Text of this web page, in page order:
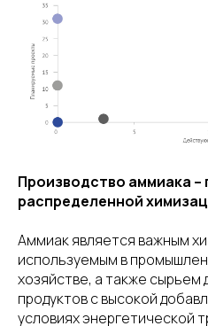
Производство аммиака –
распределенной
Аммиак является важным
используемым в
хозяйстве, а также сырьем
продуктов с высокой
условиях энергетической